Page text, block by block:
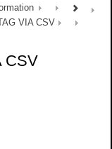
VIA CSV
CSV